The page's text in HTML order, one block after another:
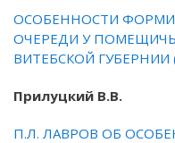
ОСОБЕННОСТИ
ОЧЕРЕДИ У
ВИТЕБСКОЙ ГУБЕРНИИ
Прилуцкий В.В.
П.Л. ЛАВРОВ ОБ